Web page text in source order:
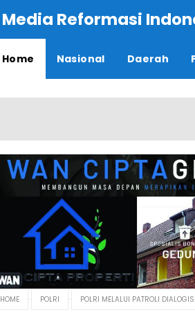
Media Reformasi
Home Nasional Daerah
HOME POLRI POLRI MELALUI PATROLI